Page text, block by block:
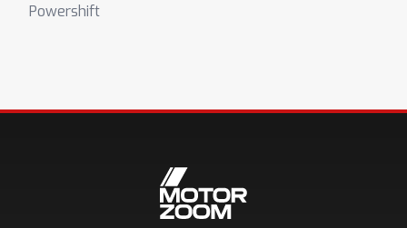
Powershift